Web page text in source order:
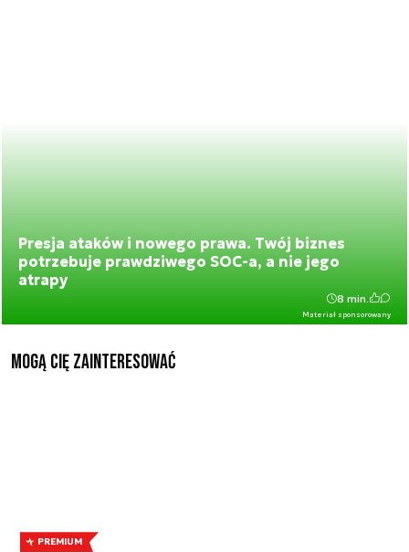
Presja ataków i nowego prawa. Twój biznes
potrzebuje prawdziwego SOC-a, a nie jego
atrapy
Materiał sponsorowany
8 min.
Mogą Cię zainteresować
PREMIUM